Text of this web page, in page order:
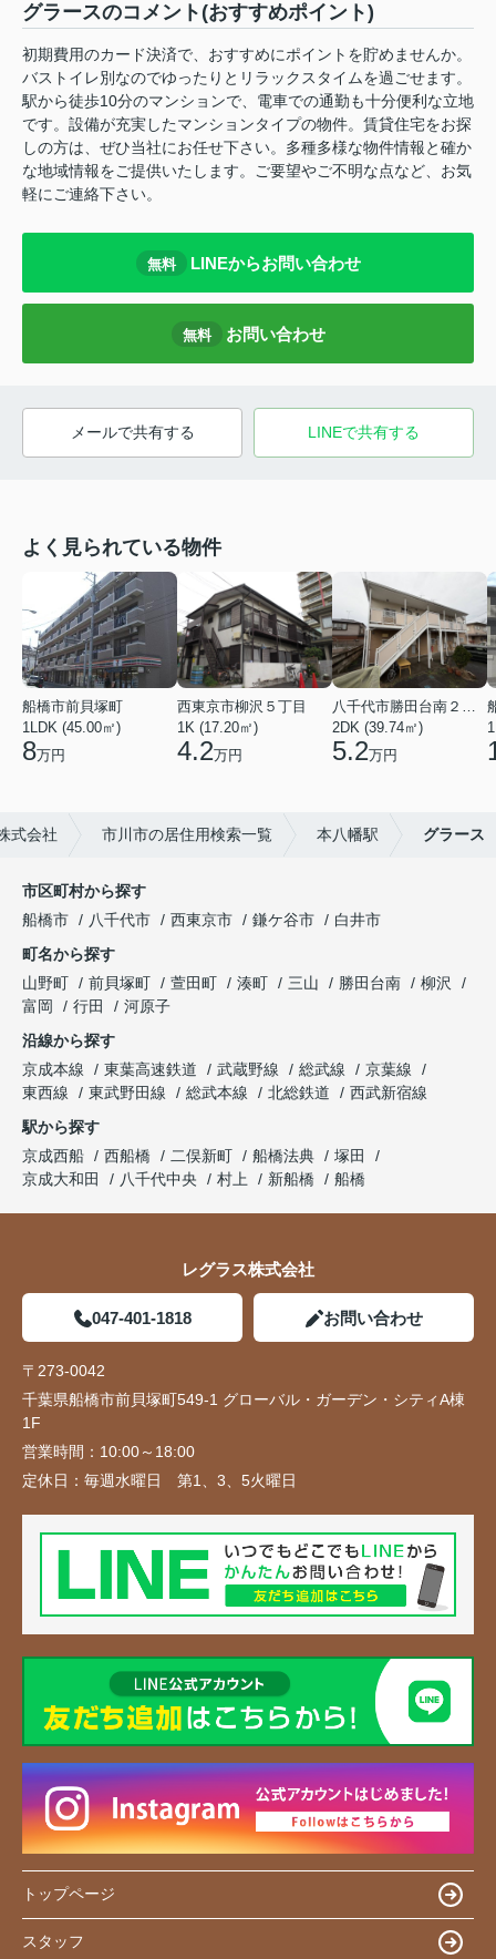
グラースのコメント(おすすめポイント)
初期費用のカード決済で、おすすめにポイントを貯めませんか。
バストイレ別なのでゆったりとリラックスタイムを過ごせます。
駅から徒歩10分のマンションで、電車での通勤も十分便利な立地
です。設備が充実したマンションタイプの物件。賃貸住宅をお探
しの方は、ぜひ当社にお任せ下さい。多種多様な物件情報と確か
な地域情報をご提供いたします。ご要望やご不明な点など、お気
軽にご連絡下さい。
無料 LINEからお問い合わせ
無料 お問い合わせ
メールで共有する LINEで共有する
よく見られている物件
船橋市前貝塚町
1LDK (45.00㎡)
8万円
西東京市柳沢５丁目
1K (17.20㎡)
4.2万円
八千代市勝田台南２丁目
2DK (39.74㎡)
5.2万円
式会社 市川市の居住用検索一覧 本八幡駅 グラース
市区町村から探す
船橋市
八千代市 西東京市 鎌ケ谷市
白井市
町名から探す
山野町
前貝塚町 萱田町 湊町 三山 勝田台南
柳沢
富岡
行田
河原子
沿線から探す
京成本線
東葉高速鉄道 武蔵野線 総武線
京葉線
東西線
東武野田線 総武本線 北総鉄道
西武新宿線
駅から探す
京成西船
西船橋 二俣新町 船橋法典
塚田
京成大和田
八千代中央 村上 新船橋 船橋
レグラス株式会社
047-401-1818 お問い合わせ
〒273-0042
千葉県船橋市前貝塚町549-1 グローバル・ガーデン・シティA棟
1F
営業時間： 10:00～18:00
定休日： 毎週水曜日 第1、3、5火曜日
トップページ
スタッフ